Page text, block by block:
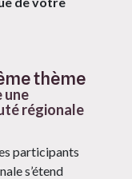
thème
une
régionale
participants
s’étend